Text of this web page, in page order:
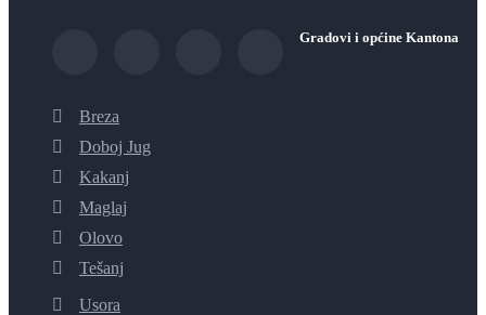
Gradovi i općine Kantona
Breza
Doboj Jug
Kakanj
Maglaj
Olovo
Tešanj
Usora